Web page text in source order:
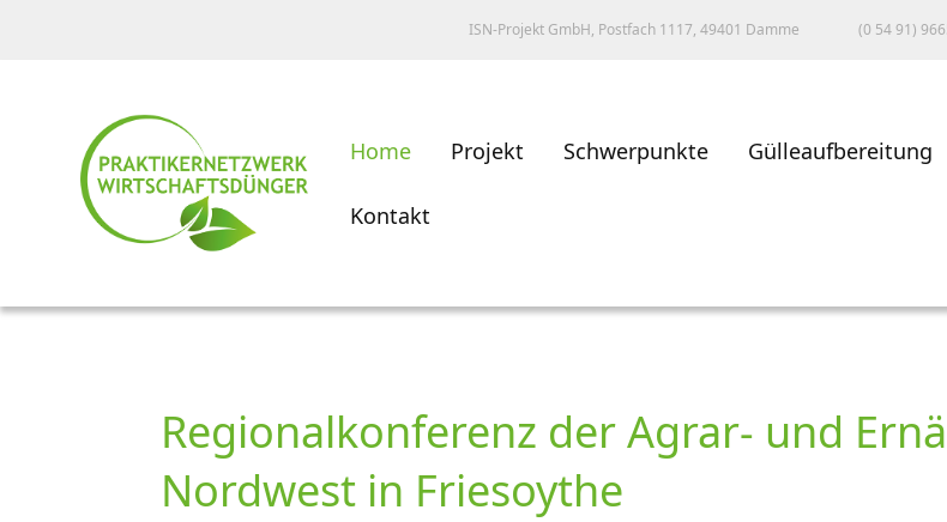
ISN-Projekt GmbH, Postfach 1117, 49401 Damme (0 54 91)
Home Projekt Schwerpunkte Gülleaufbereitung
Kontakt
Regionalkonferenz der Agrar- und
Nordwest in Friesoythe